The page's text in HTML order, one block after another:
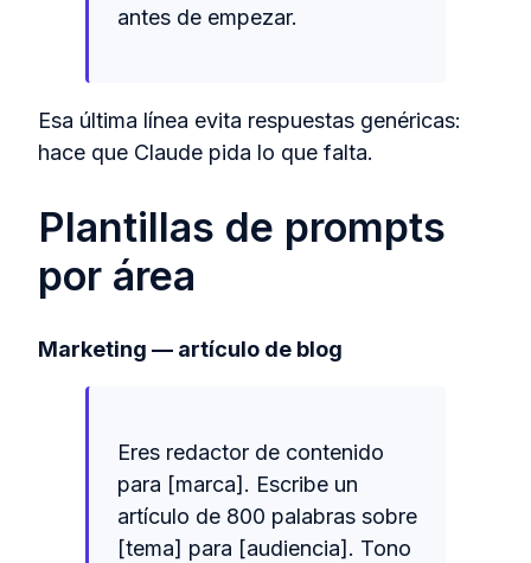
antes de empezar.
Esa última línea evita respuestas genéricas:
hace que Claude pida lo que falta.
Plantillas de prompts
por área
Marketing — artículo de blog
Eres redactor de contenido
para [marca]. Escribe un
artículo de 800 palabras sobre
[tema] para [audiencia]. Tono